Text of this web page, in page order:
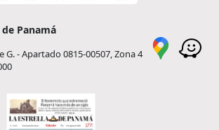
Panamá
G. - Apartado 0815-00507, Zona 4